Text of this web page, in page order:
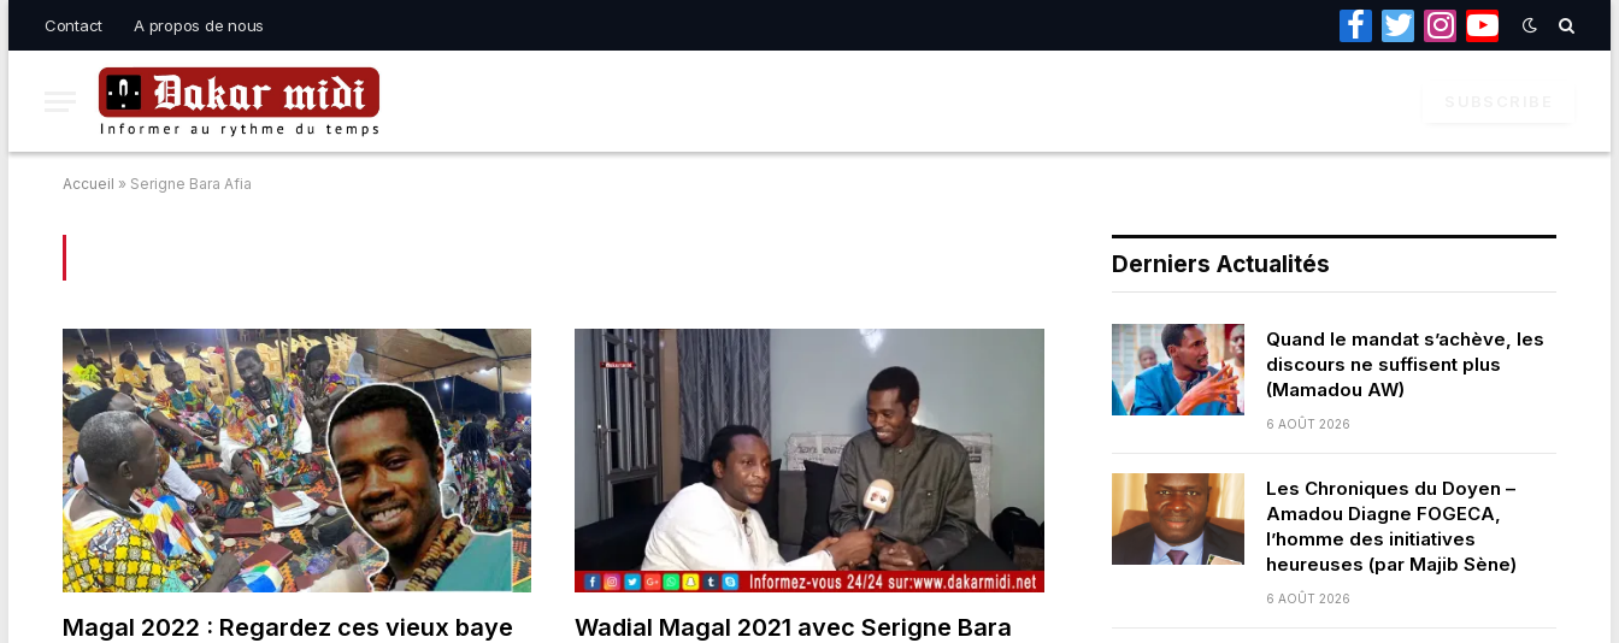
Contact A propos de nous
Facebook
TwitterInstagramYouTube
Accueil » Serigne Bara Afia
Magal 2022 : Regardez ces vieux baye
Wadial Magal 2021 avec Serigne Bara
Derniers Actualités
Quand le mandat s’achève, les
discours ne suffisent plus
(Mamadou AW)
6 AOÛT 2026
Les Chroniques du Doyen –
Amadou Diagne FOGECA,
l’homme des initiatives
heureuses (par Majib Sène)
6 AOÛT 2026